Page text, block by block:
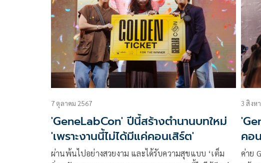
7 ตุลาคม 2567
'GeneLabCon' ปีนี้สร้างตำนานบทใหม่
'เพราะงานนี้ไม่ได้มีแค่คอนเสิร์ต'
ผ่านพ้นไปอย่างสวยงาม และได้รับความสุขแบบ ‘เต็ม
3 สิงห
คอ
ค่าย